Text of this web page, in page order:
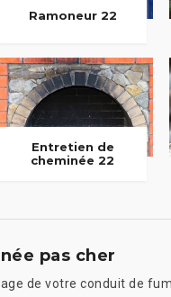
Ramoneur 22
Entretien de
cheminée 22
pas cher
de votre conduit de